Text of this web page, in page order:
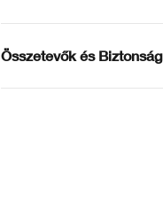
Összetevők és Biztonság